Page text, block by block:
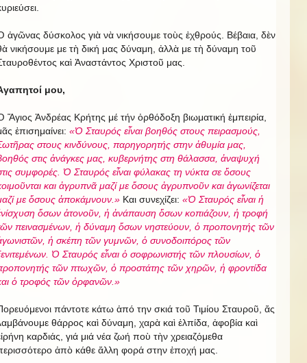
ἀγῶνας δύσκολος γιὰ νὰ νικήσουμε τοὺς ἐχθρούς. Βέβαια, δὲν
νικήσουμε με τὴ δική μας δύναμη, ἀλλὰ με τὴ δύναμη τοῦ
καὶ Ἀναστάντος Χριστοῦ μας.
μου,
Ἅγιος Ἀνδρέας Κρήτης μέ τήν ὀρθόδοξη βιωματική ἐμπειρία,
ἐπισημαίνει: «Ὁ Σταυρός εἶναι βοηθός στους πειρασμούς,
στους κινδύνους, παρηγορητής στην ἀθυμία μας,
στις ἀνάγκες μας, κυβερνήτης στη θάλασσα, ἀναψυχή
συμφορές. Ὁ Σταυρός εἶναι φύλακας τη νύκτα σε ὅσους
και ἀγρυπνᾶ μαζί με ὅσους ἀγρυπνοῦν και ἀγωνίζεται
με ὅσους ἀποκάμνουν.» Και συνεχίζει: «Ὁ Σταυρός εἶναι ἡ
ὅσων ἀτονοῦν, ἡ ἀνάπαυση ὅσων κοπιάζουν, ἡ τροφή
πεινασμένων, ἡ δύναμη ὅσων νηστεύουν, ὁ προπονητής τῶν
ἡ σκέπη τῶν γυμνῶν, ὁ συνοδοιπόρος τῶν
Ὁ Σταυρός εἶναι ὁ σοφρωνιστής τῶν πλουσίων, ὁ
τῶν πτωχῶν, ὁ προστάτης τῶν χηρῶν, ἡ φροντίδα
ὁ τροφός τῶν ὀρφανῶν.»
πάντοτε κάτω ἀπό την σκιά τοῦ Τιμίου Σταυροῦ, ἄς
θάρρος καὶ δύναμη, χαρὰ καὶ ἐλπίδα, ἀφοβία καὶ
καρδιάς, γιά μιά νέα ζωή ποὺ τὴν χρειαζόμεθα
ἀπὸ κάθε ἄλλη φορά στην ἐποχή μας.